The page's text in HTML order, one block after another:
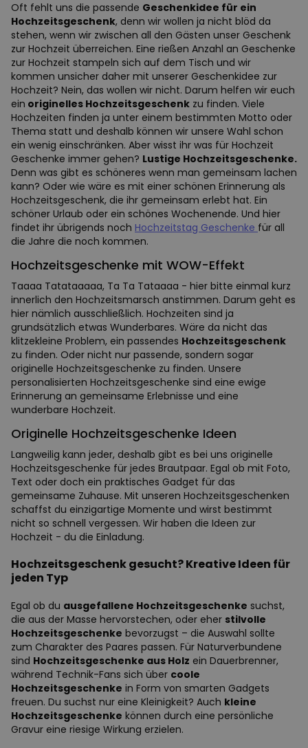
Oft fehlt uns die passende Geschenkidee für ein
Hochzeitsgeschenk, denn wir wollen ja nicht blöd da
stehen, wenn wir zwischen all den Gästen unser Geschenk
zur Hochzeit überreichen. Eine rießen Anzahl an Geschenke
zur Hochzeit stampeln sich auf dem Tisch und wir
kommen unsicher daher mit unserer Geschenkidee zur
Hochzeit? Nein, das wollen wir nicht. Darum helfen wir euch
ein originelles Hochzeitsgeschenk zu finden. Viele
Hochzeiten finden ja unter einem bestimmten Motto oder
Thema statt und deshalb können wir unsere Wahl schon
ein wenig einschränken. Aber wisst ihr was für Hochzeit
Geschenke immer gehen? Lustige Hochzeitsgeschenke.
Denn was gibt es schöneres wenn man gemeinsam lachen
kann? Oder wie wäre es mit einer schönen Erinnerung als
Hochzeitsgeschenk, die ihr gemeinsam erlebt hat. Ein
schöner Urlaub oder ein schönes Wochenende. Und hier
findet ihr übrigends noch Hochzeitstag Geschenke für all
die Jahre die noch kommen.
Hochzeitsgeschenke mit WOW-Effekt
Taaaa Tatataaaaa, Ta Ta Tataaaa - hier bitte einmal kurz
innerlich den Hochzeitsmarsch anstimmen. Darum geht es
hier nämlich ausschließlich. Hochzeiten sind ja
grundsätzlich etwas Wunderbares. Wäre da nicht das
klitzekleine Problem, ein passendes Hochzeitsgeschenk
zu finden. Oder nicht nur passende, sondern sogar
originelle Hochzeitsgeschenke zu finden. Unsere
personalisierten Hochzeitsgeschenke sind eine ewige
Erinnerung an gemeinsame Erlebnisse und eine
wunderbare Hochzeit.
Originelle Hochzeitsgeschenke Ideen
Langweilig kann jeder, deshalb gibt es bei uns originelle
Hochzeitsgeschenke für jedes Brautpaar. Egal ob mit Foto,
Text oder doch ein praktisches Gadget für das
gemeinsame Zuhause. Mit unseren Hochzeitsgeschenken
schaffst du einzigartige Momente und wirst bestimmt
nicht so schnell vergessen. Wir haben die Ideen zur
Hochzeit - du die Einladung.
Hochzeitsgeschenk gesucht? Kreative Ideen für
jeden Typ
Egal ob du ausgefallene Hochzeitsgeschenke suchst,
die aus der Masse hervorstechen, oder eher stilvolle
Hochzeitsgeschenke bevorzugst – die Auswahl sollte
zum Charakter des Paares passen. Für Naturverbundene
sind Hochzeitsgeschenke aus Holz ein Dauerbrenner,
während Technik-Fans sich über coole
Hochzeitsgeschenke in Form von smarten Gadgets
freuen. Du suchst nur eine Kleinigkeit? Auch kleine
Hochzeitsgeschenke können durch eine persönliche
Gravur eine riesige Wirkung erzielen.